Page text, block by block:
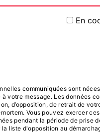
En
communiquées sont
votre message. Les données
d’opposition, de retrait de
Vous pouvez exercer
pendant la période de prise
la liste d'opposition au